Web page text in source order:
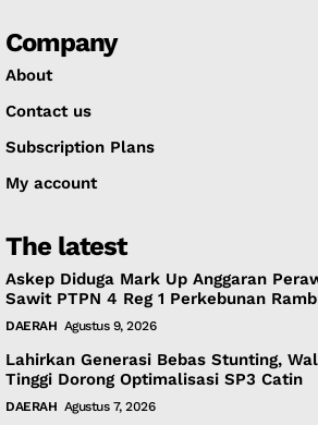
Company
About
Contact us
Subscription Plans
My account
The latest
Askep Diduga Mark Up Anggaran
Sawit PTPN 4 Reg 1 Perkebunan
DAERAH Agustus 9, 2026
Lahirkan Generasi Bebas Stunting,
Tinggi Dorong Optimalisasi SP3 Catin
DAERAH Agustus 7, 2026